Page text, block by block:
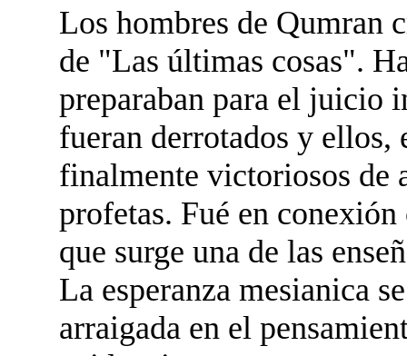
Los hombres de Qumran
de "Las últimas cosas".
preparaban para el juicio
fueran derrotados y ellos,
finalmente victoriosos de
profetas. Fué en
que surge una de las
La esperanza mesianica
arraigada en el